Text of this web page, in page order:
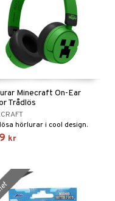
Minecraft On-Ear
Trådlös
hörlurar i cool design.
kr